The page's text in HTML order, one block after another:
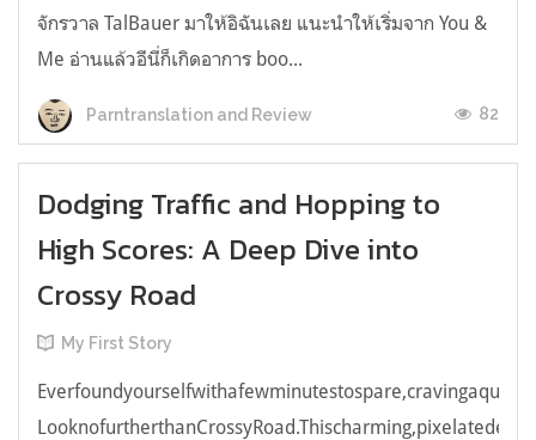
จักรวาล TalBauer มาให้อิฉันเลย แนะนำให้เริ่มจาก You &
Me อ่านแล้วอีนี่ก็เกิดอาการ boo...
Parntranslation and Review 82
Dodging Traffic and Hopping to
High Scores: A Deep Dive into
Crossy Road
My First Story